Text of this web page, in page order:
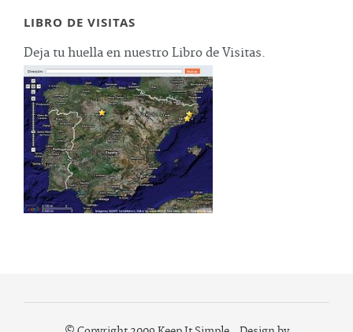
LIBRO DE VISITAS
Deja tu huella en nuestro Libro de Visitas.